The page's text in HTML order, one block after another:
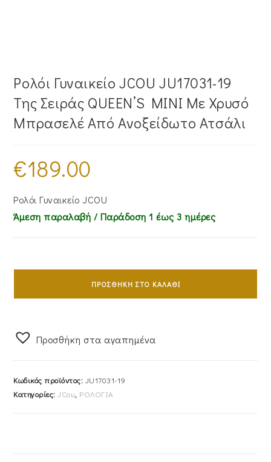
Ρολόι Γυναικείο JCOU JU17031-19
Της Σειράς QUEEN’S MINI Με Χρυσό
Μπρασελέ Από Ανοξείδωτο Ατσάλι
€189.00
Ρολόι Γυναικείο JCOU
Άμεση παραλαβή / Παράδoση 1 έως 3 ημέρες
Ρολόι
JCOU
Της
ΠΡΟΣΘΉΚΗ ΣΤΟ ΚΑΛΆΘΙ
Προσθήκη στα αγαπημένα
Κωδικός προϊόντος: JU17031-19
Κατηγορίες:JCou, ΡΟΛΟΓΙΑ